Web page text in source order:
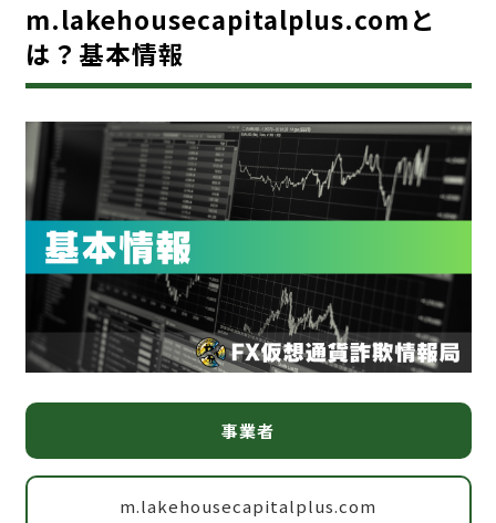
m.lakehousecapitalplus.comと
は？基本情報
事業者
m.lakehousecapitalplus.com